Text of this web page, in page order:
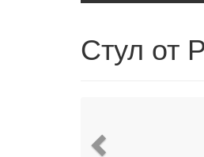
Стул от